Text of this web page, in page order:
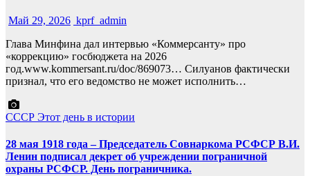
Май 29, 2026 kprf_admin
Глава Минфина дал интервью «Коммерсанту» про
«коррекцию» госбюджета на 2026
год.www.kommersant.ru/doc/869073… Силуанов фактически
признал, что его ведомство не может исполнить…
СССР Этот день в истории
28 мая 1918 года – Председатель Совнаркома РСФСР В.И.
Ленин подписал декрет об учреждении пограничной
охраны РСФСР. День пограничника.